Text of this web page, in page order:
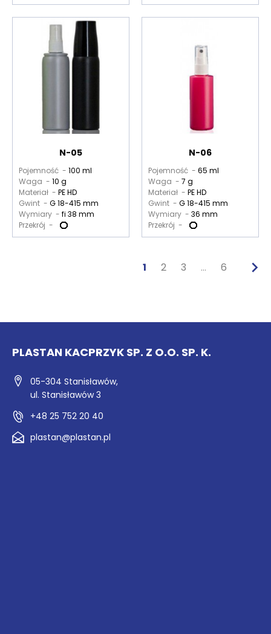
N-05
Pojemność - 100 ml
Waga - 10 g
Materiał - PE HD
Gwint - G 18-415 mm
Wymiary - fi 38 mm
Przekrój -
N-06
Pojemność - 65 ml
Waga - 7 g
Materiał - PE HD
Gwint - G 18-415 mm
Wymiary - 36 mm
Przekrój -
1 2 3 … 6 
PLASTAN KACPRZYK SP. Z O.O. SP. K.
05-304 Stanisławów,
ul. Stanisławów 3
+48 25 752 20 40
plastan@plastan.pl